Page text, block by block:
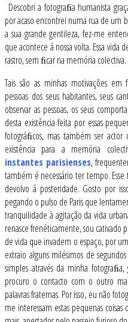
Descobri a fotograﬁa humanista
por acaso encontrei numa rua de um
a sua grande gentileza, fez-me
que acontece á nossa volta. Essa
rastro, sem ﬁcar na memória colectiva.
Tais são as minhas motivações
pessoas dos seus habitantes, seus
observar as pessoas, os seus
desta existência feita por essas
fotográﬁcos, mas também ser
existência para a memória
instantes parisienses,
também é necessário ter tempo.
devolvo á posteridade. Gosto por
pegando o pulso de Paris que
tranquilidade à agitação da vida
renasce frenéticamente, sou cativado
de vida que invadem o espaço, por
extraio alguns milésimos de
simples através da minha
procuro o contacto com o outro
palavras fraternas. Por isso, eu não
me interessam estas pequenas